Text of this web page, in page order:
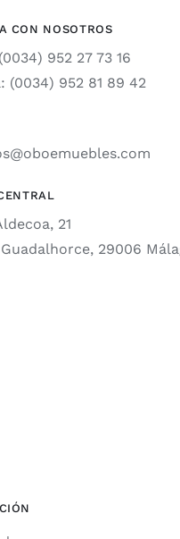
CON NOSOTROS
952 27 73 16
(0034) 952 81 89 42
21
29006